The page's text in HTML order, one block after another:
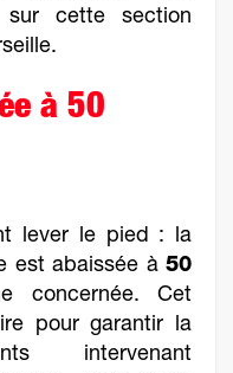
sur cette section
à 50
lever le pied : la
est abaissée à 50
concernée. Cet
pour garantir la
intervenant